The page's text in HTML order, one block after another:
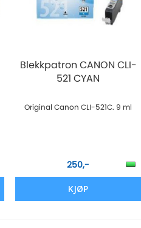
Blekkpatron CANON CLI-
521 CYAN
Original Canon CLI-521C. 9 ml
250,-
KJØP